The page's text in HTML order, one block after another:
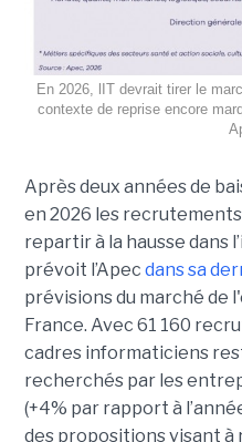
En 2026, lIT devrait tirer le
contexte de reprise encore
Après deux années de
en 2026 les
repartir à la hausse dans
prévoit l’Apec dans sa
prévisions du marché de
France. Avec 61 160
cadres informaticiens
recherchés par les
(+4% par rapport à
des propositions visant à